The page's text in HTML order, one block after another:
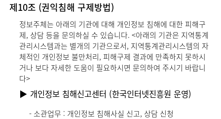
제10조 (권익침해 구제방법)
정보주체는 아래의 기관에 대해 개인정보 침해에 대한 피해구
제, 상담 등을 문의하실 수 있습니다. <아래의 기관은 지역통계
관리시스템과는 별개의 기관으로서, 지역통계관리시스템의 자
체적인 개인정보 불만처리, 피해구제 결과에 만족하지 못하시
거나 보다 자세한 도움이 필요하시면 문의하여 주시기 바랍니
다>
▶ 개인정보 침해신고센터 (한국인터넷진흥원 운영)
- 소관업무 : 개인정보 침해사실 신고, 상담 신청